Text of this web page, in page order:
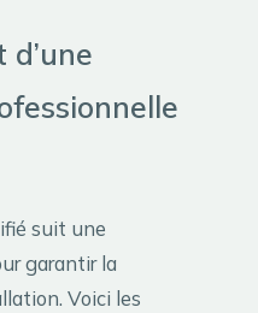
suit une
garantir la
Voici les